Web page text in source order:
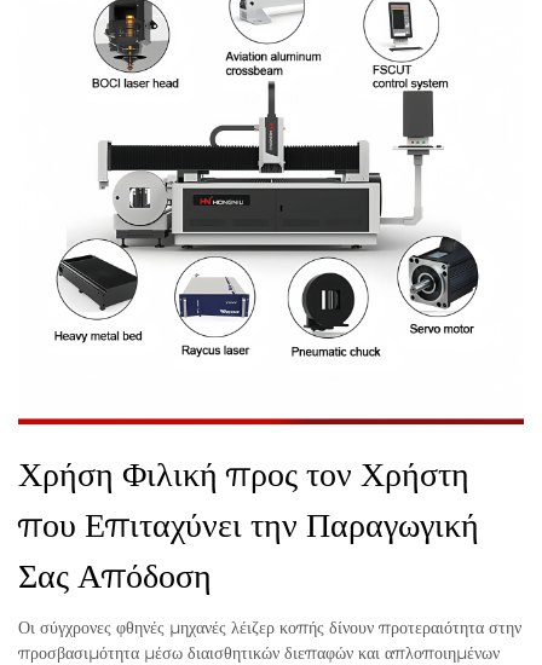
Χρήση Φιλική προς τον Χρήστη
που Επιταχύνει την Παραγωγική
Σας Απόδοση
Οι σύγχρονες φθηνές μηχανές λέιζερ κοπής δίνουν προτεραιότητα στην
προσβασιμότητα μέσω διαισθητικών διεπαφών και απλοποιημένων